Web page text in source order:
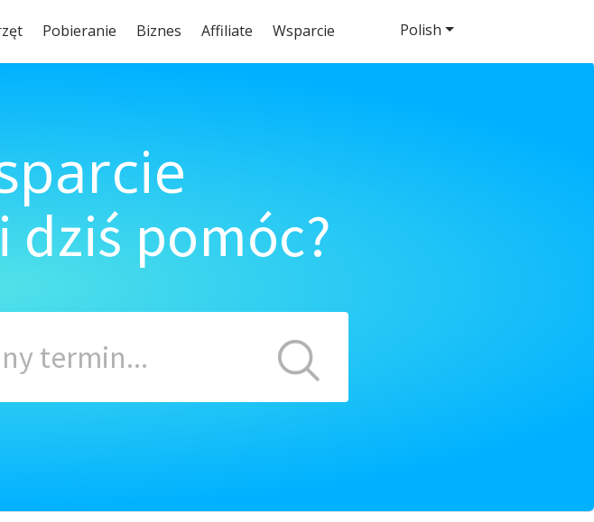
Pobieranie Biznes Affiliate Wsparcie
dziś pomóc?
Polish